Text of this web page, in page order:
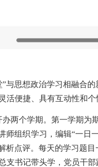
与思想政治学习相融合
活便捷、具有互动性和
办两个学期。第一学期为
师组织学习，编辑“一日
析点评。每天的学习题
支书记带头学，党员干